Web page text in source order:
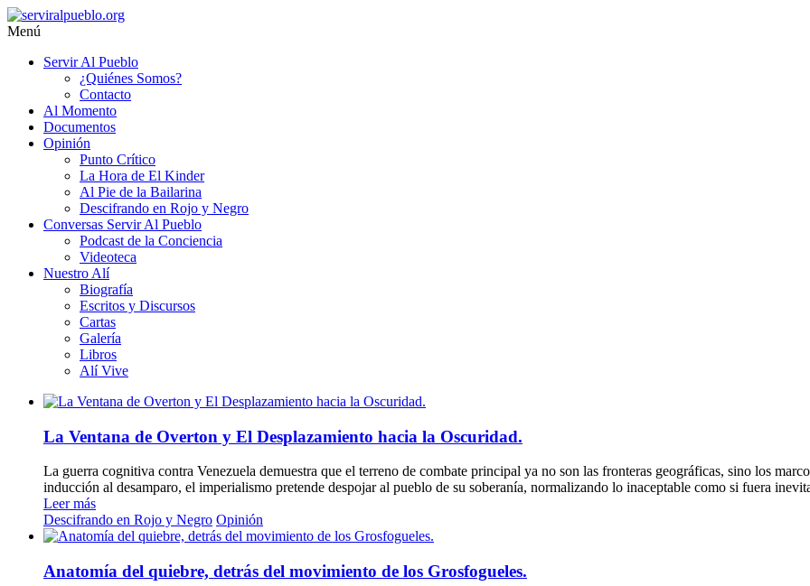
Saltar
al
serviralpueblo.org
#SomosServirAlPueblo
Menú
Servir Al Pueblo
¿Quiénes Somos?
Contacto
Al Momento
Documentos
Opinión
Punto Crítico
La Hora de El Kinder
Al Pie de la Bailarina
Descifrando en Rojo y Negro
Conversas Servir Al Pueblo
Podcast de la Conciencia
Videoteca
Nuestro Alí
Biografía
Escritos y Discursos
Cartas
Galería
Libros
Alí Vive
La Ventana de Overton y El Desplazamiento hacia la Oscuridad.
La guerra cognitiva contra Venezuela demuestra que el terreno de combate principal ya no son las fronteras geográficas, sino los
inducción al desamparo, el imperialismo pretende despojar al pueblo de su soberanía, normalizando lo inaceptable como si fuera
Leer más
Descifrando en Rojo y Negro Opinión
Anatomía del quiebre, detrás del movimiento de los Grosfogueles.